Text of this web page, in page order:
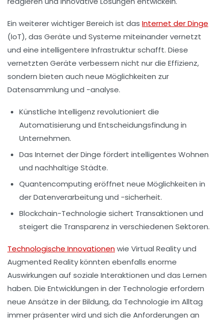
Ein weiterer wichtiger Bereich ist das Internet der Dinge
(IoT), das Geräte und Systeme miteinander vernetzt
und eine intelligentere Infrastruktur schafft. Diese
vernetzten Geräte verbessern nicht nur die Effizienz,
sondern bieten auch neue Möglichkeiten zur
Datensammlung und -analyse.
Künstliche Intelligenz revolutioniert die
Automatisierung und Entscheidungsfindung in
Unternehmen.
Das Internet der Dinge fördert intelligentes Wohnen
und nachhaltige Städte.
Quantencomputing eröffnet neue Möglichkeiten in
der Datenverarbeitung und -sicherheit.
Blockchain-Technologie sichert Transaktionen und
steigert die Transparenz in verschiedenen Sektoren.
Technologische Innovationenwie Virtual Realityund
Augmented Realitykönnten ebenfalls enorme
Auswirkungen auf soziale Interaktionen und das Lernen
haben. Die Entwicklungen in der Technologie erfordern
neue Ansätze in der Bildung, da Technologie im Alltag
immer präsenter wird und sich die Anforderungen an